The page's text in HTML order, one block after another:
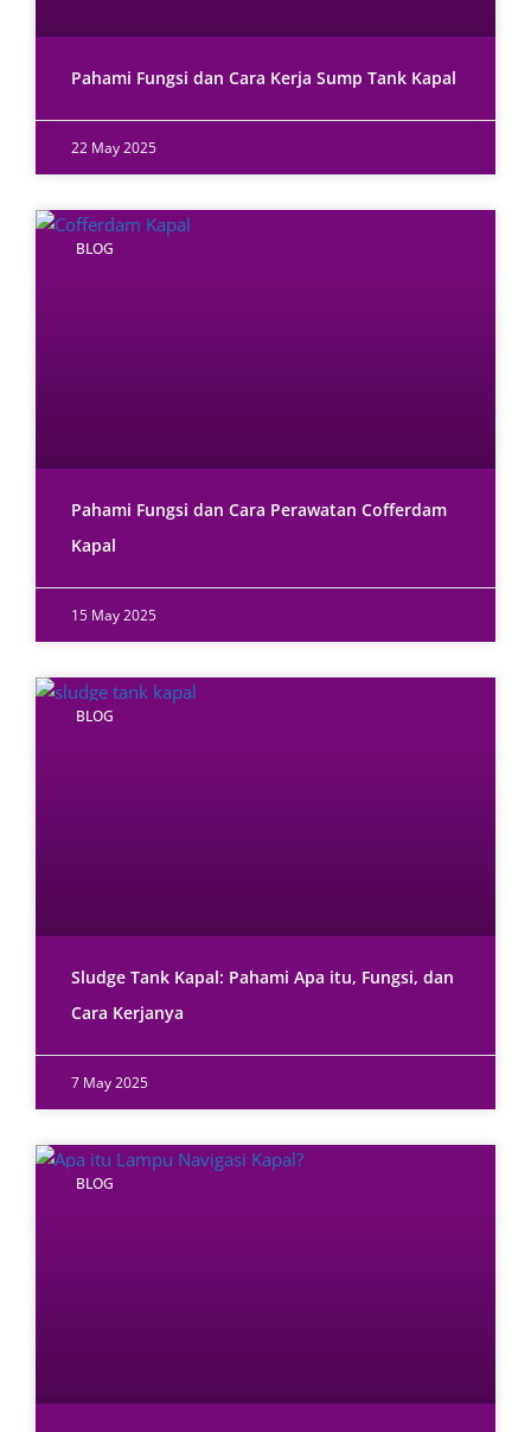
Pahami Fungsi dan Cara Kerja Sump Tank Kapal
22 May 2025
BLOG
Pahami Fungsi dan Cara Perawatan Cofferdam
Kapal
15 May 2025
BLOG
Sludge Tank Kapal: Pahami Apa itu, Fungsi, dan
Cara Kerjanya
7 May 2025
BLOG